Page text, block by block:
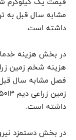
داشته است.
داشته است.